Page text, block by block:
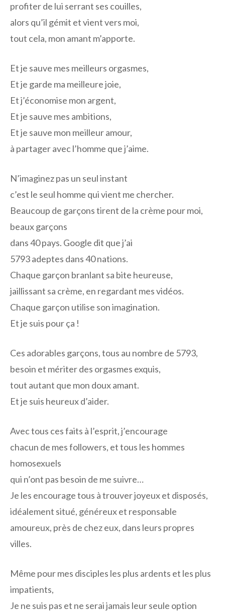
profiter de lui serrant ses couilles,
alors qu’il gémit et vient vers moi,
tout cela, mon amant m’apporte.
Et je sauve mes meilleurs orgasmes,
Et je garde ma meilleure joie,
Et j’économise mon argent,
Et je sauve mes ambitions,
Et je sauve mon meilleur amour,
à partager avec l’homme que j’aime.
N’imaginez pas un seul instant
c’est le seul homme qui vient me chercher.
Beaucoup de garçons tirent de la crème pour moi,
beaux garçons
dans 40 pays. Google dit que j’ai
5793 adeptes dans 40 nations.
Chaque garçon branlant sa bite heureuse,
jaillissant sa crème, en regardant mes vidéos.
Chaque garçon utilise son imagination.
Et je suis pour ça !
Ces adorables garçons, tous au nombre de 5793,
besoin et mériter des orgasmes exquis,
tout autant que mon doux amant.
Et je suis heureux d’aider.
Avec tous ces faits à l’esprit, j’encourage
chacun de mes followers, et tous les hommes
homosexuels
qui n’ont pas besoin de me suivre…
Je les encourage tous à trouver joyeux et disposés,
idéalement situé, généreux et responsable
amoureux, près de chez eux, dans leurs propres
villes.
Même pour mes disciples les plus ardents et les plus
impatients,
Je ne suis pas et ne serai jamais leur seule option